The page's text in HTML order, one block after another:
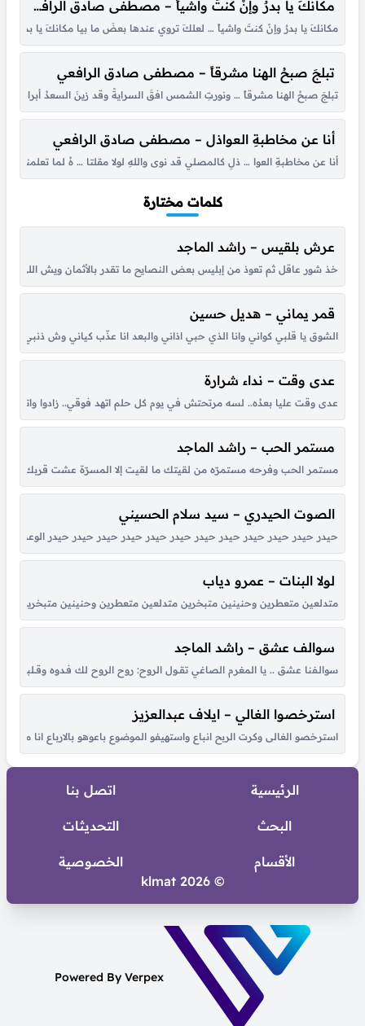
مكانكَ يا بدرٌ وإنْ كنتَ واشياً – مصطفى صادق الرافعي
مكانكَ يا بدرٌ وإنْ كنتَ واشياً … لعلكَ تروي عندها بعضَ ما بيا مكانكَ يا بدرٌ
تبلجَ صبحُ الهنا مشرقاً – مصطفى صادق الرافعي
تبلجَ صبحُ الهنا مشرقاً … ونورتِ الشمس افقَ السرايةْ وقد زينَ السعدُ أبراجَها …
أنا عن مخاطبةِ العواذل – مصطفى صادق الرافعي
أنا عن مخاطبةِ العوا … ذلِ كالمصلي قد نوى واللهِ لولا مقلتا … هُ لما تعلمنا
كلمات مختارة
عرش بلقيس – راشد الماجد
خذ شور عاقل ثم تعوذ من إبليس بعض النصايح ما تقدر بالأثمان ويش اللي
قمر يماني – هديل حسين
الشوق يا قلبي كواني وانا الذي حبي اذاني والبعد انا عذّب كياني وش ذنبي انا
عدى وقت – نداء شرارة
عدى وقت عليا بعدُه.. لسه مرتحتش في يوم كل حلم اتهد فوقي.. زادوا
مستمر الحب – راشد الماجد
مستمر الحب وفرحه مستمرّه من لقيتك ما لقيت إلا المسرّة عشت قربك
الصوت الحيدري – سيد سلام الحسيني
حيدر حيدر حيدر حيدر حيدر حيدر حيدر حيدر حيدر حيدر حيدر حيدر الوعد
لولا البنات – عمرو دياب
متدلعين متعطرين وحنينين متبخرين متدلعين متعطرين وحنينين متبخرين عملوا
سوالف عشق – راشد الماجد
سوالـفنا عشق .. يا المغرم الصاغي تقــول الروح: روح الروح لك فـدوه وقــلبي لـو
استرخصوا الغالي – ايلاف عبدالعزيز
استرخصو الغالى وكرت الربح انباع واستهيفو الموضوع باعوهو بالارباع انا
الرئيسية اتصل بنا
البحث التحديثات
الأقسام
الخصوصية
© 2026 klmat
Powered By Verpex